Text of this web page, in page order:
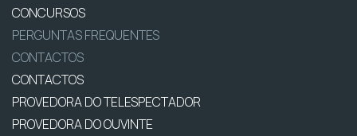
CONCURSOS
PERGUNTAS FREQUENTES
CONTACTOS
CONTACTOS
PROVEDORA DO TELESPECTADOR
PROVEDORA DO OUVINTE